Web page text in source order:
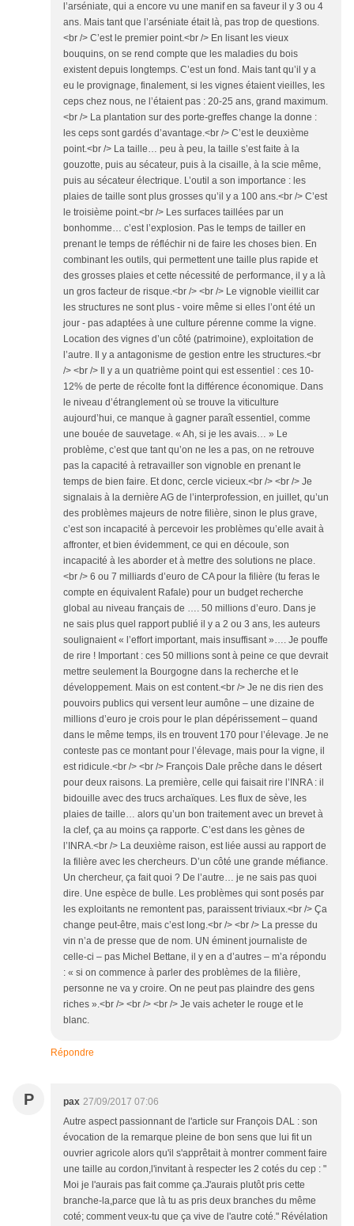
l’arséniate, qui a encore vu une manif en sa faveur il y 3 ou 4
ans. Mais tant que l’arséniate était là, pas trop de questions.
<br /> C’est le premier point.<br /> En lisant les vieux
bouquins, on se rend compte que les maladies du bois
existent depuis longtemps. C’est un fond. Mais tant qu’il y a
eu le provignage, finalement, si les vignes étaient vieilles, les
ceps chez nous, ne l’étaient pas : 20-25 ans, grand maximum.
<br /> La plantation sur des porte-greffes change la donne :
les ceps sont gardés d’avantage.<br /> C’est le deuxième
point.<br /> La taille… peu à peu, la taille s’est faite à la
gouzotte, puis au sécateur, puis à la cisaille, à la scie même,
puis au sécateur électrique. L’outil a son importance : les
plaies de taille sont plus grosses qu’il y a 100 ans.<br /> C’est
le troisième point.<br /> Les surfaces taillées par un
bonhomme… c’est l’explosion. Pas le temps de tailler en
prenant le temps de réfléchir ni de faire les choses bien. En
combinant les outils, qui permettent une taille plus rapide et
des grosses plaies et cette nécessité de performance, il y a là
un gros facteur de risque.<br /> <br /> Le vignoble vieillit car
les structures ne sont plus - voire même si elles l’ont été un
jour - pas adaptées à une culture pérenne comme la vigne.
Location des vignes d’un côté (patrimoine), exploitation de
l’autre. Il y a antagonisme de gestion entre les structures.<br
/> <br /> Il y a un quatrième point qui est essentiel : ces 10-
12% de perte de récolte font la différence économique. Dans
le niveau d’étranglement où se trouve la viticulture
aujourd’hui, ce manque à gagner paraît essentiel, comme
une bouée de sauvetage. « Ah, si je les avais… » Le
problème, c’est que tant qu’on ne les a pas, on ne retrouve
pas la capacité à retravailler son vignoble en prenant le
temps de bien faire. Et donc, cercle vicieux.<br /> <br /> Je
signalais à la dernière AG de l’interprofession, en juillet, qu’un
des problèmes majeurs de notre filière, sinon le plus grave,
c’est son incapacité à percevoir les problèmes qu’elle avait à
affronter, et bien évidemment, ce qui en découle, son
incapacité à les aborder et à mettre des solutions ne place.
<br /> 6 ou 7 milliards d’euro de CA pour la filière (tu feras le
compte en équivalent Rafale) pour un budget recherche
global au niveau français de …. 50 millions d’euro. Dans je
ne sais plus quel rapport publié il y a 2 ou 3 ans, les auteurs
soulignaient « l’effort important, mais insuffisant »…. Je pouffe
de rire ! Important : ces 50 millions sont à peine ce que devrait
mettre seulement la Bourgogne dans la recherche et le
développement. Mais on est content.<br /> Je ne dis rien des
pouvoirs publics qui versent leur aumône – une dizaine de
millions d’euro je crois pour le plan dépérissement – quand
dans le même temps, ils en trouvent 170 pour l’élevage. Je ne
conteste pas ce montant pour l’élevage, mais pour la vigne, il
est ridicule.<br /> <br /> François Dale prêche dans le désert
pour deux raisons. La première, celle qui faisait rire l’INRA : il
bidouille avec des trucs archaïques. Les flux de sève, les
plaies de taille… alors qu’un bon traitement avec un brevet à
la clef, ça au moins ça rapporte. C’est dans les gènes de
l’INRA.<br /> La deuxième raison, est liée aussi au rapport de
la filière avec les chercheurs. D’un côté une grande méfiance.
Un chercheur, ça fait quoi ? De l’autre… je ne sais pas quoi
dire. Une espèce de bulle. Les problèmes qui sont posés par
les exploitants ne remontent pas, paraissent triviaux.<br /> Ça
change peut-être, mais c’est long.<br /> <br /> La presse du
vin n’a de presse que de nom. UN éminent journaliste de
celle-ci – pas Michel Bettane, il y en a d’autres – m’a répondu
: « si on commence à parler des problèmes de la filière,
personne ne va y croire. On ne peut pas plaindre des gens
riches ».<br /> <br /> <br /> Je vais acheter le rouge et le
blanc.
Répondre
P pax 27/09/2017 07:06
Autre aspect passionnant de l'article sur François DAL : son
évocation de la remarque pleine de bon sens que lui fit un
ouvrier agricole alors qu'il s'apprêtait à montrer comment faire
une taille au cordon,l'invitant à respecter les 2 cotés du cep : "
Moi je l'aurais pas fait comme ça.J'aurais plutôt pris cette
branche-la,parce que là tu as pris deux branches du même
coté; comment veux-tu que ça vive de l'autre coté." Révélation